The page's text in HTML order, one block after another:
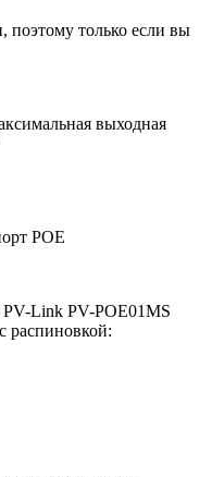
поэтому только если вы
выходная
POE
PV-Link PV-POE01MS
распиновкой: